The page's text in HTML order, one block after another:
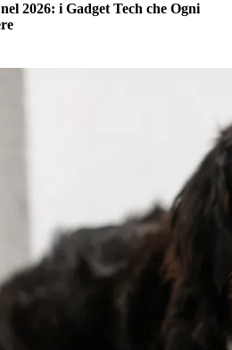
2026: i Gadget Tech che Ogni